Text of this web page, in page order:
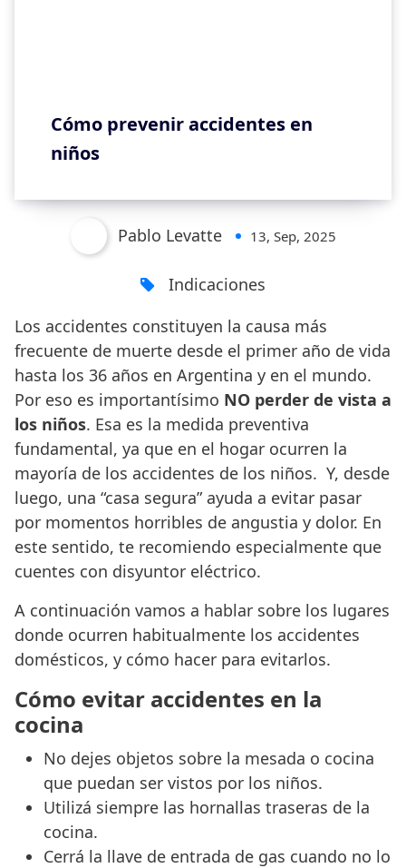
Cómo prevenir accidentes en
niños
Pablo Levatte 13, Sep, 2025
Indicaciones
Los accidentes constituyen la causa más
frecuente de muerte desde el primer año de vida
hasta los 36 años en Argentina y en el mundo.
Por eso es importantísimo NO perder de vista a
los niños. Esa es la medida preventiva
fundamental, ya que en el hogar ocurren la
mayoría de los accidentes de los niños. Y, desde
luego, una “casa segura” ayuda a evitar pasar
por momentos horribles de angustia y dolor. En
este sentido, te recomiendo especialmente que
cuentes con disyuntor eléctrico.
A continuación vamos a hablar sobre los lugares
donde ocurren habitualmente los accidentes
domésticos, y cómo hacer para evitarlos.
Cómo evitar accidentes en la
cocina
No dejes objetos sobre la mesada o cocina
que puedan ser vistos por los niños.
Utilizá siempre las hornallas traseras de la
cocina.
Cerrá la llave de entrada de gas cuando no lo